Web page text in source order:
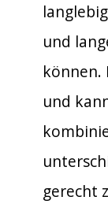
und
können.
und
gerecht